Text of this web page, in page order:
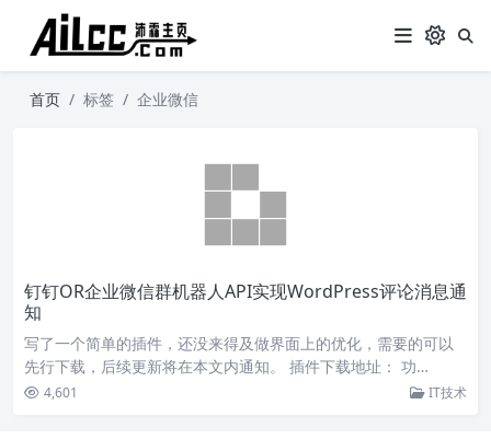
首页 标签 企业微信
钉钉OR企业微信群机器人API实现WordPress评论消息通
知
写了一个简单的插件，还没来得及做界面上的优化，需要的可以
先行下载，后续更新将在本文内通知。 插件下载地址： 功…
4,601 IT技术